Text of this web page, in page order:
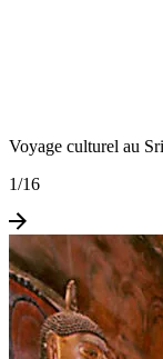
Voyage culturel au
1/16